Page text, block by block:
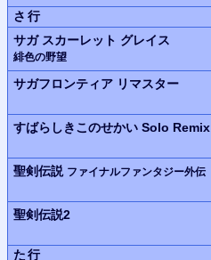
さ行
サガ スカーレット グレイス
緋色の野望
サガフロンティア リマスター
すばらしきこのせかい Solo Remix
聖剣伝説 ファイナルファンタジー外伝
聖剣伝説2
た行